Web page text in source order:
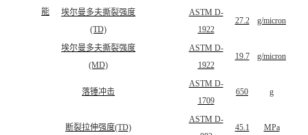
能
埃尔曼多夫撕裂强度
(TD)
ASTM D-
1922
27.2 g/micron
埃尔曼多夫撕裂强度
(MD)
ASTM D-
1922
19.7 g/micron
落锤冲击
ASTM D-
1709
650 g
断裂拉伸强度(TD)
ASTM D-
45.1 MPa